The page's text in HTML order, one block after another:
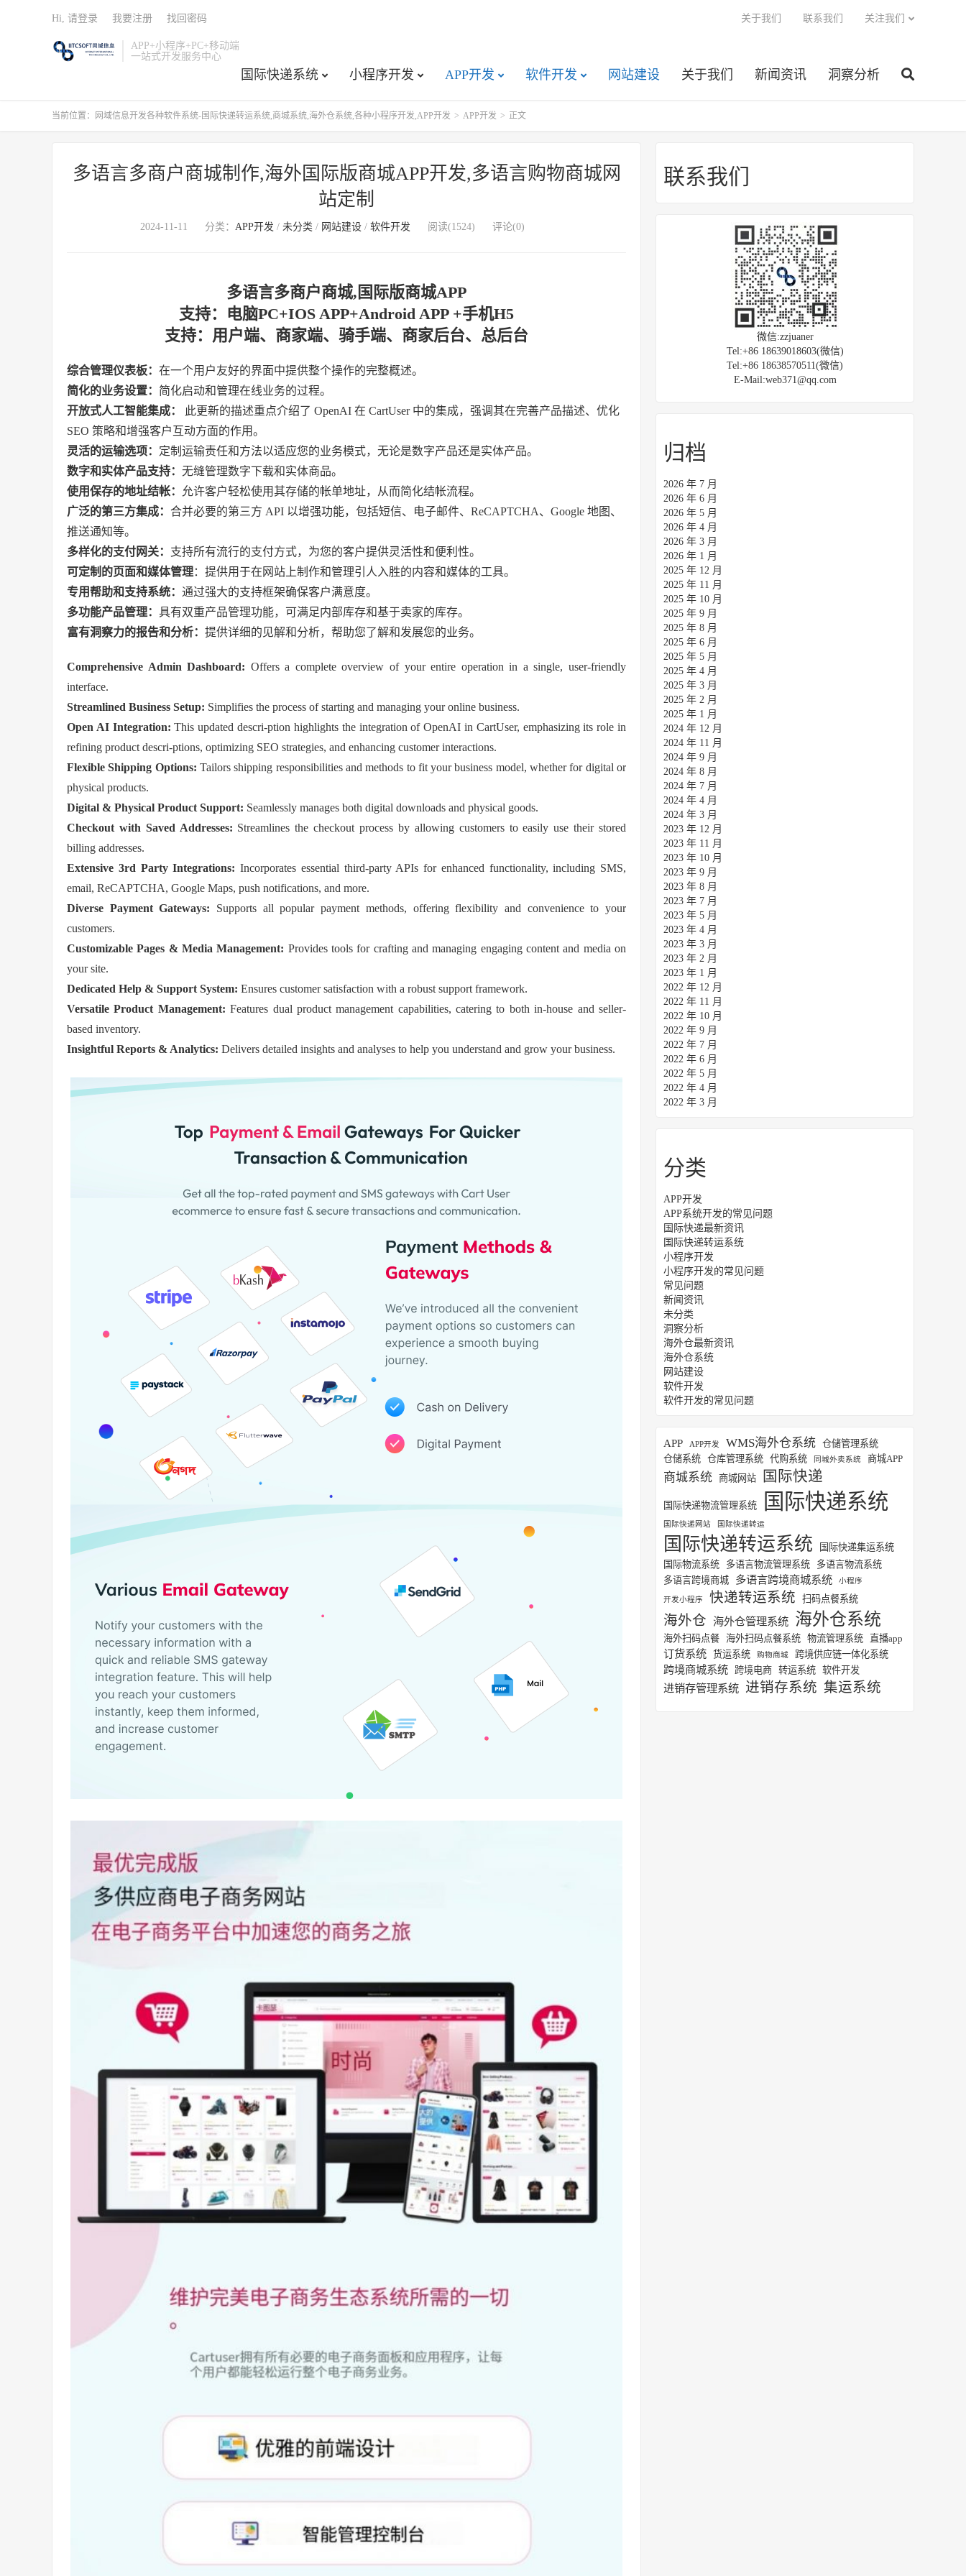
APP+小程序+PC+移动端
一站式开发服务中心
国际快递系统 小程序开发 APP开发 软件开发 网站建设 关于我们 新闻资讯 洞察分析
关于我们 联系我们 关注我们
Hi, 请登录 我要注册 找回密码
当前位置： 网域信息开发各种软件系统-国际快递转运系统,商城系统,海外仓系统,各种小程序开发,APP开发 > APP开发 > 正文
多语言多商户商城制作,海外国际版商城APP开发,多语言购物商城网
站定制
2024-11-11 分类： APP开发 / 未分类 / 网站建设/ 软件开发 阅读(1524) 评论(0)
多语言多商户商城,国际版商城APP
支持：电脑PC+IOS APP+Android APP +手机H5
支持：用户端、商家端、骑手端、商家后台、总后台
综合管理仪表板： 在一个用户友好的界面中提供整个操作的完整概述。
简化的业务设置： 简化启动和管理在线业务的过程。
开放式人工智能集成：
此更新的描述重点介绍了 OpenAI 在 CartUser 中的集成，强调其在完善产品描述、优化
SEO 策略和增强客户互动方面的作用。
灵活的运输选项： 定制运输责任和方法以适应您的业务模式，无论是数字产品还是实体产品。
数字和实体产品支持： 无缝管理数字下载和实体商品。
使用保存的地址结帐：
允许客户轻松使用其存储的帐单地址，从而简化结帐流程。
广泛的第三方集成： 合并必要的第三方 API 以增强功能，包括短信、电子邮件、ReCAPTCHA、Google 地图、
推送通知等。
多样化的支付网关： 支持所有流行的支付方式，为您的客户提供灵活性和便利性。
可定制的页面和媒体管理：提供用于在网站上制作和管理引人入胜的内容和媒体的工具。
专用帮助和支持系统： 通过强大的支持框架确保客户满意度。
多功能产品管理： 具有双重产品管理功能，可满足内部库存和基于卖家的库存。
富有洞察力的报告和分析： 提供详细的见解和分析，帮助您了解和发展您的业务。
Comprehensive Admin Dashboard: Offers a complete overview of your entire operation in a single, user-friendly
interface.
Streamlined Business Setup: Simplifies the process of starting and managing your online business.
Open AI Integration:This updated descri-ption highlights the integration of OpenAI in CartUser, emphasizing its role in
refining product descri-ptions, optimizing SEO strategies, and enhancing customer interactions.
Flexible Shipping Options: Tailors shipping responsibilities and methods to fit your business model, whether for digital or
physical products.
Digital & Physical Product Support: Seamlessly manages both digital downloads and physical goods.
Checkout with Saved Addresses: Streamlines the checkout process by allowing customers to easily use their stored
billing addresses.
Extensive 3rd Party Integrations: Incorporates essential third-party APIs for enhanced functionality, including SMS,
email, ReCAPTCHA, Google Maps, push notifications, and more.
Diverse Payment Gateways: Supports all popular payment methods, offering flexibility and convenience to your
customers.
Customizable Pages & Media Management: Provides tools for crafting and managing engaging content and media on
your site.
Dedicated Help & Support System: Ensures customer satisfaction with a robust support framework.
Versatile Product Management:Features dual product management capabilities, catering to both in-house and seller-
based inventory.
Insightful Reports & Analytics: Delivers detailed insights and analyses to help you understand and grow your business.
联系我们
微信:zzjuaner
Tel:+86 18639018603(微信)
Tel:+86 18638570511(微信)
E-Mail:web371@qq.com
归档
2026 年 7 月
2026 年 6 月
2026 年 5 月
2026 年 4 月
2026 年 3 月
2026 年 1 月
2025 年 12 月
2025 年 11 月
2025 年 10 月
2025 年 9 月
2025 年 8 月
2025 年 6 月
2025 年 5 月
2025 年 4 月
2025 年 3 月
2025 年 2 月
2025 年 1 月
2024 年 12 月
2024 年 11 月
2024 年 9 月
2024 年 8 月
2024 年 7 月
2024 年 4 月
2024 年 3 月
2023 年 12 月
2023 年 11 月
2023 年 10 月
2023 年 9 月
2023 年 8 月
2023 年 7 月
2023 年 5 月
2023 年 4 月
2023 年 3 月
2023 年 2 月
2023 年 1 月
2022 年 12 月
2022 年 11 月
2022 年 10 月
2022 年 9 月
2022 年 7 月
2022 年 6 月
2022 年 5 月
2022 年 4 月
2022 年 3 月
分类
APP开发
APP系统开发的常见问题
国际快递最新资讯
国际快递转运系统
小程序开发
小程序开发的常见问题
常见问题
新闻资讯
未分类
洞察分析
海外仓最新资讯
海外仓系统
网站建设
软件开发
软件开发的常见问题
APP APP开发 WMS海外仓系统 仓储管理系统
仓储系统 仓库管理系统 代购系统 同城外卖系统 商城APP
商城系统 商城网站 国际快递
国际快递物流管理系统 国际快递系统
国际快递网站 国际快递转运
国际快递转运系统
国际快递集运系统
国际物流系统
多语言物流管理系统
多语言物流系统
多语言跨境商城
多语言跨境商城系统 小程序
开发小程序 快递转运系统 扫码点餐系统
海外仓 海外仓管理系统 海外仓系统
海外扫码点餐 海外扫码点餐系统 物流管理系统 直播app
订货系统 货运系统 购物商城 跨境供应链一体化系统
跨境商城系统 跨境电商 转运系统 软件开发
进销存管理系统 进销存系统 集运系统